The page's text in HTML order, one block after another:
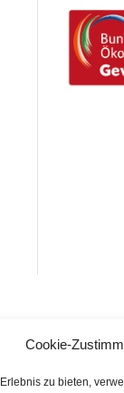
Cookie-
zu bieten,